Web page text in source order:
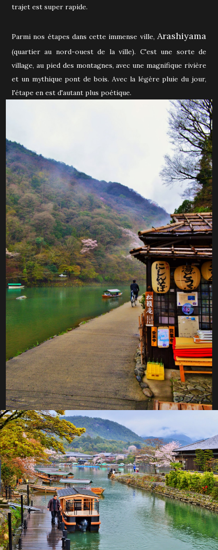
trajet est super rapide.
Parmi nos étapes dans cette immense ville, Arashiyama
(quartier au nord-ouest de la ville). C'est une sorte de
village, au pied des montagnes, avec une magnifique rivière
et un mythique pont de bois. Avec la légère pluie du jour,
l'étape en est d'autant plus poétique.